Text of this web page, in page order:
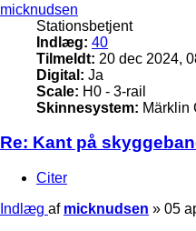
micknudsen
Stationsbetjent
Indlæg: 40
Tilmeldt: 20 dec 2024,
Digital: Ja
Scale: H0 - 3-rail
Skinnesystem: Märklin
Re: Kant på
Citer
Indlæg af micknudsen » 05